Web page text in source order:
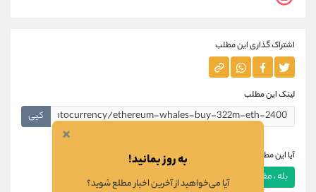
اشتراک گذاری این مطلب
لینک این مطلب
کپی
آیا این مطلب برای شما مفید بود؟
بله ، مفید بود خیر ، مفید نبود
×
به روز بمانید!
آیا می‌خواهید از آخرین اخبار مطلع شوید؟